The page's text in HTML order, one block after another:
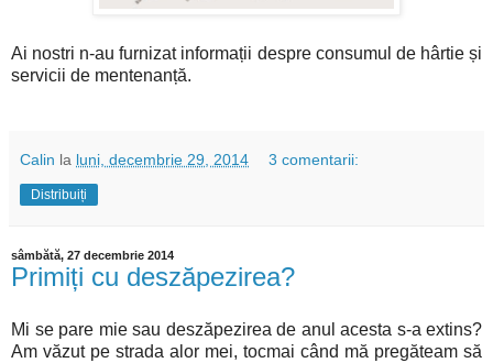
Ai nostri n-au furnizat informații despre consumul de hârtie și
servicii de mentenanță.
Calin la luni, decembrie 29, 2014 3 comentarii:
Distribuiți
sâmbătă, 27 decembrie 2014
Primiți cu deszăpezirea?
Mi se pare mie sau deszăpezirea de anul acesta s-a extins?
Am văzut pe strada alor mei, tocmai când mă pregăteam să